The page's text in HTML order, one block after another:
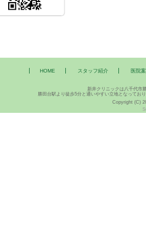
HOME スタッフ紹介 医院
新井クリニックは八千代市
勝田台駅より徒歩5分と通いやすい立地となってお
Copyright (C)